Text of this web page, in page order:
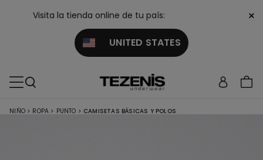
Visita la tienda online de tu país:
UNITED STATES
×
NIÑO > ROPA > PUNTO > CAMISETAS BÁSICAS Y POLOS